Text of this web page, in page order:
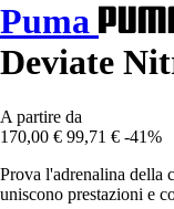
Puma
Deviate
A partire da
170,00 € 99,71 € -41%
Prova l'adrenalina della
uniscono prestazioni e